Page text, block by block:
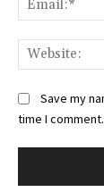
Save my
time I comment.